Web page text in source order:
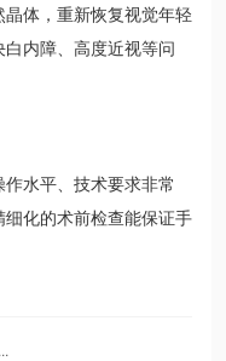
体，重新恢复视觉年轻
内障、高度近视等问
水平、技术要求非常
化的术前检查能保证手